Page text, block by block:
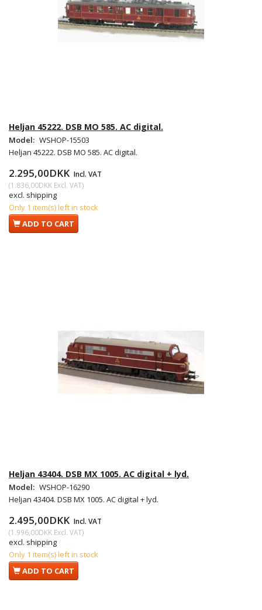
Heljan 45222. DSB MO 585. AC digital.
Model: WSHOP-15503
Heljan 45222. DSB MO 585. AC digital.
2.295,00DKK Incl. VAT
(1.836,00DKK Excl. VAT)
excl. shipping
Only 1 item(s) left in stock
ADD TO CART
Heljan 43404. DSB MX 1005. AC digital + lyd.
Model: WSHOP-16290
Heljan 43404. DSB MX 1005. AC digital + lyd.
2.495,00DKK Incl. VAT
(1.996,00DKK Excl. VAT)
excl. shipping
Only 1 item(s) left in stock
ADD TO CART